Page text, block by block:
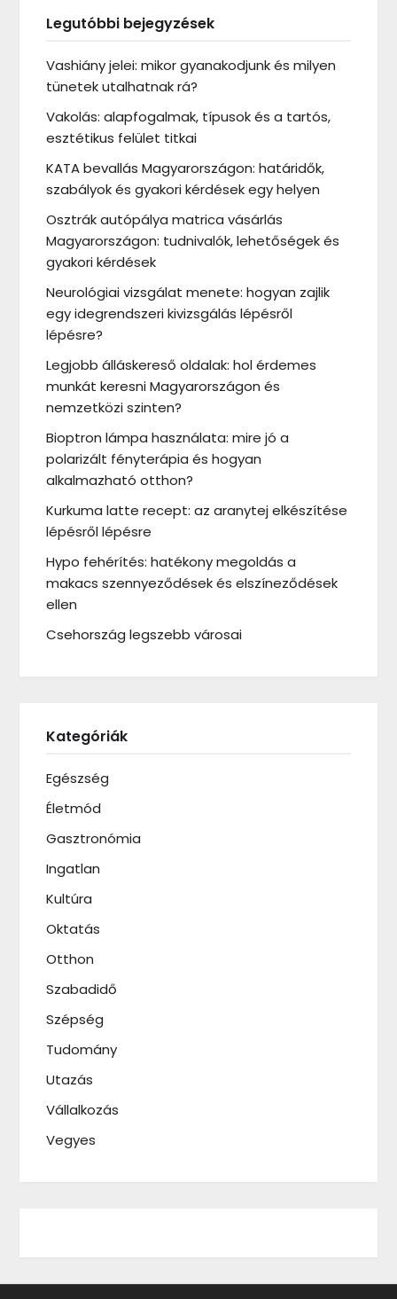
Legutóbbi bejegyzések
Vashiány jelei: mikor gyanakodjunk és milyen
tünetek utalhatnak rá?
Vakolás: alapfogalmak, típusok és a tartós,
esztétikus felület titkai
KATA bevallás Magyarországon: határidők,
szabályok és gyakori kérdések egy helyen
Osztrák autópálya matrica vásárlás
Magyarországon: tudnivalók, lehetőségek és
gyakori kérdések
Neurológiai vizsgálat menete: hogyan zajlik
egy idegrendszeri kivizsgálás lépésről
lépésre?
Legjobb álláskereső oldalak: hol érdemes
munkát keresni Magyarországon és
nemzetközi szinten?
Bioptron lámpa használata: mire jó a
polarizált fényterápia és hogyan
alkalmazható otthon?
Kurkuma latte recept: az aranytej elkészítése
lépésről lépésre
Hypo fehérítés: hatékony megoldás a
makacs szennyeződések és elszíneződések
ellen
Csehország legszebb városai
Kategóriák
Egészség
Életmód
Gasztronómia
Ingatlan
Kultúra
Oktatás
Otthon
Szabadidő
Szépség
Tudomány
Utazás
Vállalkozás
Vegyes